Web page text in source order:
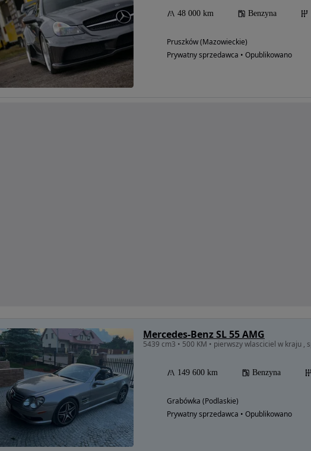
48 000 km Benzyna
Pruszków (Mazowieckie)
Prywatny sprzedawca • Opublikowano
Mercedes-Benz SL 55 AMG
5439 cm3 • 500 KM • pierwszy wlasciciel w kraju ,
149 600 km Benzyna
Grabówka (Podlaskie)
Prywatny sprzedawca • Opublikowano